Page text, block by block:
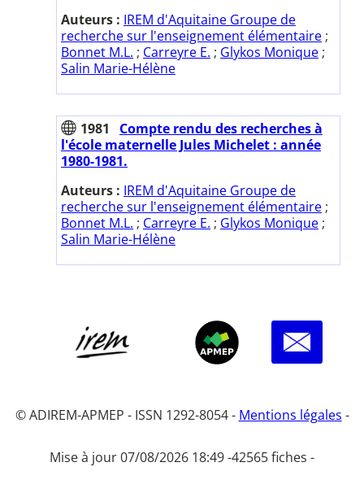
Auteurs : IREM d'Aquitaine Groupe de
recherche sur l'enseignement élémentaire ;
Bonnet M.L. ; Carreyre E. ; Glykos Monique ;
Salin Marie-Hélène
1981
Compte rendu des recherches à
l'école maternelle Jules Michelet : année
1980-1981.
Auteurs : IREM d'Aquitaine Groupe de
recherche sur l'enseignement élémentaire ;
Bonnet M.L. ; Carreyre E. ; Glykos Monique ;
Salin Marie-Hélène
© ADIREM-APMEP - ISSN 1292-8054 - Mentions légales -
Mise à jour 07/08/2026 18:49 -42565 fiches -